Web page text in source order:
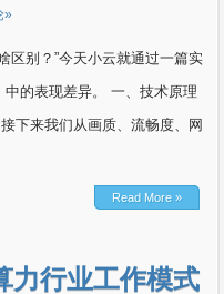
»
区别？”今天小云就通过一篇实
的表现差异。 一、技术原理
下来我们从画质、流畅度、网
Read More »
力行业工作模式